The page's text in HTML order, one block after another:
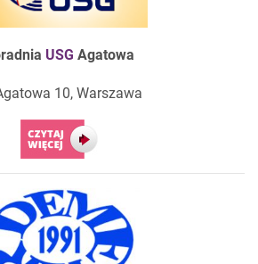
USG Agatowa
10, Warszawa